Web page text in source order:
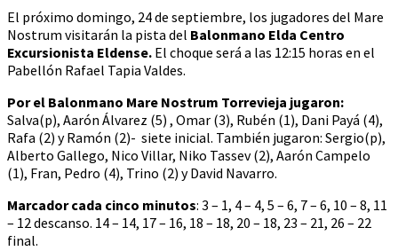
El próximo domingo, 24 de septiembre, los jugadores del Mare
Nostrum visitarán la pista del Balonmano Elda Centro
Excursionista Eldense. El choque será a las 12:15 horas en el
Pabellón Rafael Tapia Valdes.
Por el Balonmano Mare Nostrum Torrevieja jugaron:
Salva(p), Aarón Álvarez (5) , Omar (3), Rubén (1), Dani Payá (4),
Rafa (2) y Ramón (2)- siete inicial. También jugaron: Sergio(p),
Alberto Gallego, Nico Villar, Niko Tassev (2), Aarón Campelo
(1), Fran, Pedro (4), Trino (2) y David Navarro.
Marcador cada cinco minutos: 3 – 1, 4 – 4, 5 – 6, 7 – 6, 10 – 8, 11
– 12 descanso. 14 – 14, 17 – 16, 18 – 18, 20 – 18, 23 – 21, 26 – 22
final.